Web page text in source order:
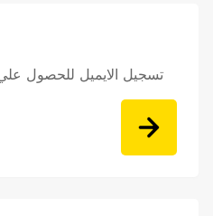
تسجيل الايميل للحصول